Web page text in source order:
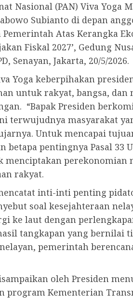
Nasional (PAN) Viva Yoga
Subianto di depan
Pemerintah Atas Kerangka
Fiskal 2027’, Gedung
Senayan, Jakarta, 20/5/2026.
Yoga keberpihakan
untuk rakyat, bangsa,
“Bapak Presiden
terwujudnya masyarakat
Untuk mencapai
betapa pentingnya Pasal 33
menciptakan perekonomian
rakyat.
inti-inti penting
soal kesejahteraan
ke laut dengan
tangkapan yang bernilai
pemerintah
oleh Presiden
program Kementerian